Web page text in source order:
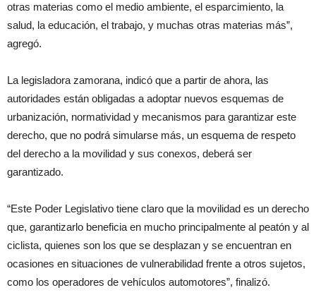
otras materias como el medio ambiente, el esparcimiento, la
salud, la educación, el trabajo, y muchas otras materias más”,
agregó.
La legisladora zamorana, indicó que a partir de ahora, las
autoridades están obligadas a adoptar nuevos esquemas de
urbanización, normatividad y mecanismos para garantizar este
derecho, que no podrá simularse más, un esquema de respeto
del derecho a la movilidad y sus conexos, deberá ser
garantizado.
“Este Poder Legislativo tiene claro que la movilidad es un derecho
que, garantizarlo beneficia en mucho principalmente al peatón y al
ciclista, quienes son los que se desplazan y se encuentran en
ocasiones en situaciones de vulnerabilidad frente a otros sujetos,
como los operadores de vehículos automotores”, finalizó.